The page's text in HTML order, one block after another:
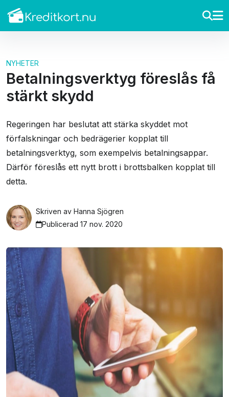
NYHETER
Betalningsverktyg föreslås få
stärkt skydd
Regeringen har beslutat att stärka skyddet mot
förfalskningar och bedrägerier kopplat till
betalningsverktyg, som exempelvis betalningsappar.
Därför föreslås ett nytt brott i brottsbalken kopplat till
detta.
Skriven av Hanna Sjögren
Publicerad 17 nov. 2020